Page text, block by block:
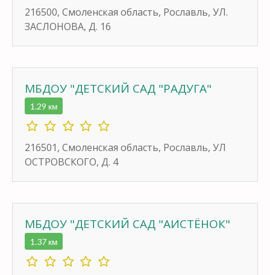
216500, Смоленская область, Рославль, УЛ.
ЗАСЛОНОВА, Д. 16
МБДОУ "ДЕТСКИЙ САД "РАДУГА"
1.29 км
216501, Смоленская область, Рославль, УЛ
ОСТРОВСКОГО, Д. 4
МБДОУ "ДЕТСКИЙ САД "АИСТЁНОК"
1.37 км